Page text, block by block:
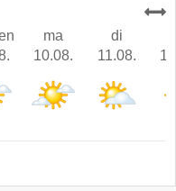
ma
10.08.
di
11.08.